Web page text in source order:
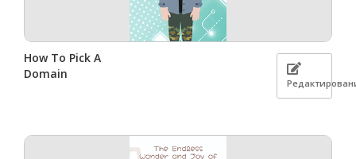
How To Pick A
Domain